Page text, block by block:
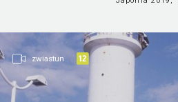
zwiastun